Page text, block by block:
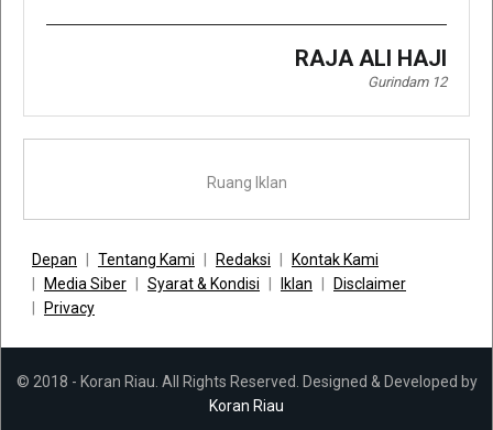
RAJA ALI HAJI
Gurindam 12
Ruang Iklan
Depan Tentang Kami Redaksi
Kontak Kami
Media Siber
Syarat & Kondisi Iklan
Disclaimer
Privacy
© 2018 - Koran Riau. All Rights Reserved. Designed & Developed by
Koran Riau